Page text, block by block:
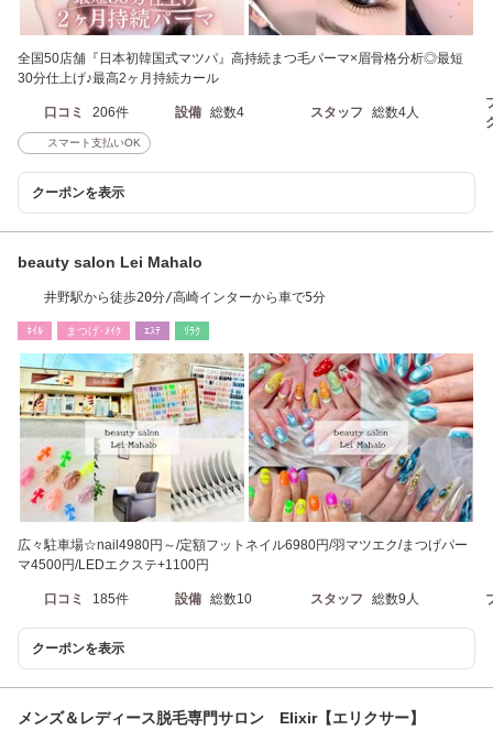
全国50店舗『日本初韓国式マツパ』高持続まつ毛パーマ×眉骨格分析◎最短
30分仕上げ♪最高2ヶ月持続カール
口コミ 206件 設備 総数4 スタッフ 総数4人
スマート支払いOK
クーポンを表示
beauty salon Lei Mahalo
井野駅から徒歩20分/高崎インターから車で5分
ﾈｲﾙ まつげ･ﾒｲｸ ｴｽﾃ ﾘﾗｸ
広々駐車場☆nail4980円～/定額フットネイル6980円/羽マツエク/まつげパー
マ4500円/LEDエクステ+1100円
口コミ 185件 設備 総数10 スタッフ 総数9人
クーポンを表示
メンズ＆レディース脱毛専門サロン Elixir【エリクサー】